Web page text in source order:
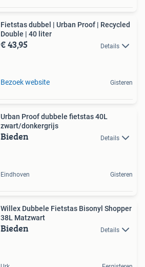
Fietstas dubbel | Urban Proof | Recycled
Double | 40 liter
€ 43,95 Details
Bezoek website Gisteren
Urban Proof dubbele fietstas 40L
zwart/donkergrijs
Bieden Details
Eindhoven Gisteren
Willex Dubbele Fietstas Bisonyl Shopper
38L Matzwart
Bieden Details